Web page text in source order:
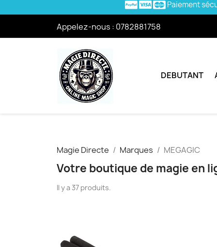
Paiement
Appelez-nous : 0782881758
DEBUTANT
Magie Directe Marques MEGAGIC
Votre boutique de magie en
Il y a 37 produits.